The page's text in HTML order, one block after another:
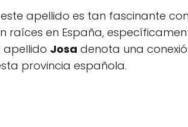
este apellido es tan fascinante
raíces en España,
apellido Josa denota una
provincia española.